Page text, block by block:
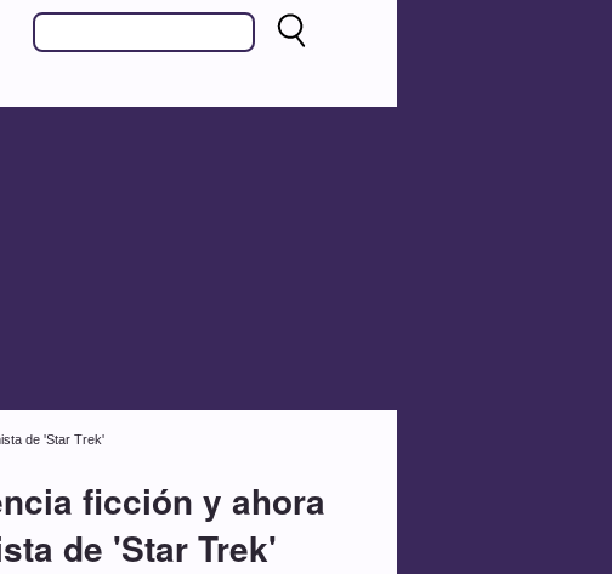
de 'Star Trek'
ficción y ahora
de 'Star Trek'